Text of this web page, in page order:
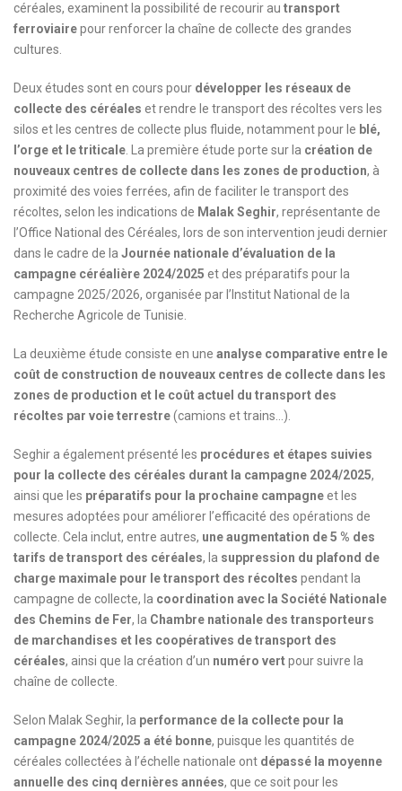
céréales, examinent la possibilité de recourir au transport
ferroviairepour renforcer la chaîne de collecte des grandes
cultures.
Deux études sont en cours pour développer les réseaux de
collecte des céréales et rendre le transport des récoltes vers les
silos et les centres de collecte plus fluide, notamment pour le blé,
l’orge et le triticale . La première étude porte sur la création de
nouveaux centres de collecte dans les zones de production, à
proximité des voies ferrées, afin de faciliter le transport des
récoltes, selon les indications de Malak Seghir, représentante de
l’Office National des Céréales, lors de son intervention jeudi dernier
dans le cadre de la Journée nationale d’évaluation de la
campagne céréalière 2024/2025 et des préparatifs pour la
campagne 2025/2026, organisée par l’Institut National de la
Recherche Agricole de Tunisie.
La deuxième étude consiste en une analyse comparative entre le
coût de construction de nouveaux centres de collecte dans les
zones de production et le coût actuel du transport des
récoltes par voie terrestre(camions et trains…).
Seghir a également présenté les procédures et étapes suivies
pour la collecte des céréales durant la campagne 2024/2025,
ainsi que les préparatifs pour la prochaine campagneet les
mesures adoptées pour améliorer l’efficacité des opérations de
collecte. Cela inclut, entre autres, une augmentation de 5 % des
tarifs de transport des céréales, la suppression du plafond de
charge maximale pour le transport des récoltes pendant la
campagne de collecte, la coordination avec la Société Nationale
des Chemins de Fer, la Chambre nationale des transporteurs
de marchandises et les coopératives de transport des
céréales, ainsi que la création d’un numéro vertpour suivre la
chaîne de collecte.
Selon Malak Seghir, la performance de la collecte pour la
campagne 2024/2025 a été bonne, puisque les quantités de
céréales collectées à l’échelle nationale ont dépassé la moyenne
annuelle des cinq dernières années, que ce soit pour les